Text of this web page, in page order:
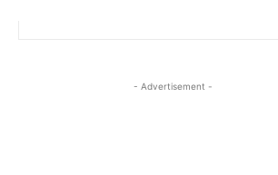
- Advertisement -